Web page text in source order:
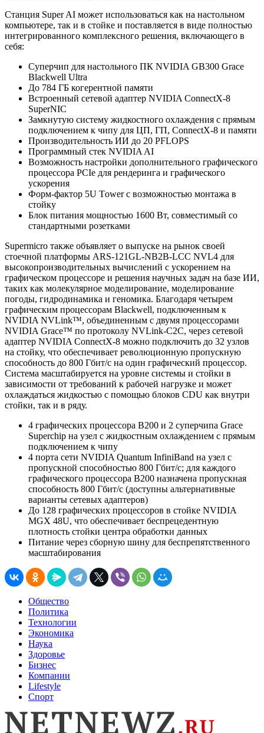
Станция Super AI может использоваться как на настольном
компьютере, так и в стойке и поставляется в виде полностью
интегрированного комплексного решения, включающего в
себя:
Суперчип для настольного ПК NVIDIA GB300 Grace
Blackwell Ultra
До 784 ГБ когерентной памяти
Встроенный сетевой адаптер NVIDIA ConnectX-8
SuperNIC
Замкнутую систему жидкостного охлаждения с прямым
подключением к чипу для ЦП, ГП, ConnectX-8 и памяти
Производительность ИИ до 20 PFLOPS
Программный стек NVIDIA AI
Возможность настройки дополнительного графического
процессора PCIe для рендеринга и графического
ускорения
Форм-фактор 5U Тower с возможностью монтажа в
стойку
Блок питания мощностью 1600 Вт, совместимый со
стандартными розетками
Supermicro также объявляет о выпуске на рынок своей
стоечной платформы ARS-121GL-NB2B-LCC NVL4 для
высокопроизводительных вычислений с ускорением на
графическом процессоре и решения научных задач на базе ИИ,
таких как молекулярное моделирование, моделирование
погоды, гидродинамика и геномика. Благодаря четырем
графическим процессорам Blackwell, подключенным к
NVIDIA NVLink™, объединенным с двумя процессорами
NVIDIA Grace™ по протоколу NVLink-C2C, через сетевой
адаптер NVIDIA ConnectX-8 можно подключить до 32 узлов
на стойку, что обеспечивает революционную пропускную
способность до 800 Гбит/с на один графический процессор.
Система масштабируется на уровне системы и стойки в
зависимости от требований к рабочей нагрузке и может
охлаждаться жидкостью с помощью блоков CDU как внутри
стойки, так и в ряду.
4 графических процессора B200 и 2 суперчипа Grace
Superchip на узел с жидкостным охлаждением с прямым
подключением к чипу
4 порта сети NVIDIA Quantum InfiniBand на узел с
пропускной способностью 800 Гбит/с; для каждого
графического процессора B200 назначена пропускная
способность 800 Гбит/с (доступны альтернативные
варианты сетевых адаптеров)
До 128 графических процессоров в стойке NVIDIA
MGX 48U, что обеспечивает беспрецедентную
плотность стойки центра обработки данных
Питание через сборную шину для беспрепятственного
масштабирования
Общество
Политика
Технологии
Экономика
Наука
Здоровье
Бизнес
Компании
Lifestyle
Спорт